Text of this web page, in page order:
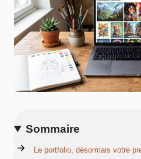
Sommaire
Le portfolio, désormais votre